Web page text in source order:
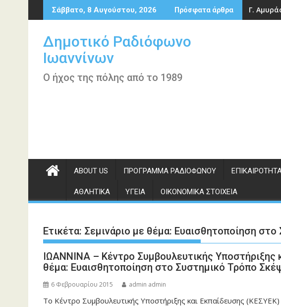
Περάστε
στο
Σάββατο, 8 Αυγούστου, 2026 Πρόσφατα άρθρα Γ.
Δημοτικό Ραδιόφωνο
Ιωαννίνων
Ο ήχος της πόλης από το 1989
ABOUT US ΠΡΌΓΡΑΜΜΑ ΡΑΔΙΟΦΏΝΟΥ
ΑΘΛΗΤΙΚΆ ΥΓΕΊΑ ΟΙΚΟΝΟΜΙΚΆ ΣΤΟΙΧΕΊΑ
Ετικέτα: Σεμινάριο με θέμα: Ευαισθητοποίηση
ΙΩΑΝΝΙΝΑ – Κέντρο Συμβουλευτικής Υποστήριξης
θέμα: Ευαισθητοποίηση στo Συστημικό Τρόπο
6 Φεβρουαρίου 2015 admin admin
Το Κέντρο Συμβουλευτικής Υποστήριξης και Εκπαίδευσης (ΚΕΣΥΕΚ)